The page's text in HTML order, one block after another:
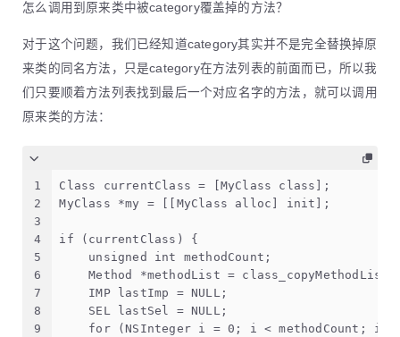
怎么调用到原来类中被category覆盖掉的方法？
对于这个问题，我们已经知道category其实并不是完全替换掉原
来类的同名方法，只是category在方法列表的前面而已，所以我
们只要顺着方法列表找到最后一个对应名字的方法，就可以调用
原来类的方法：
1
2
3
4
5
6
7
8
9
Class currentClass = [MyClass class];
MyClass *my = [[MyClass alloc] init];
if (currentClass) {
    unsigned int methodCount;
Method *methodList =
    IMP lastImp = NULL;
    SEL lastSel = NULL;
for (NSInteger i = 0; i < methodCount;